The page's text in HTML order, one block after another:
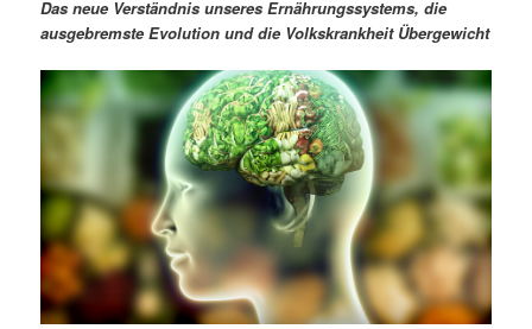
r
n
I
n
d
r
e
n
n
a
i
g
i
o
n
Das neue Verständnis unseres Ernährungssystems, die
ausgebremste Evolution und die Volkskrankheit Übergewicht